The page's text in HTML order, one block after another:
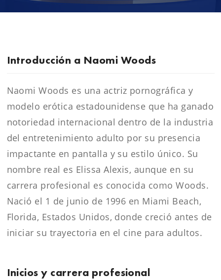
Introducción a Naomi Woods
Naomi Woods es una actriz pornográfica y
modelo erótica estadounidense que ha ganado
notoriedad internacional dentro de la industria
del entretenimiento adulto por su presencia
impactante en pantalla y su estilo único. Su
nombre real es Elissa Alexis, aunque en su
carrera profesional es conocida como Woods.
Nació el 1 de junio de 1996 en Miami Beach,
Florida, Estados Unidos, donde creció antes de
iniciar su trayectoria en el cine para adultos.
Inicios y carrera profesional